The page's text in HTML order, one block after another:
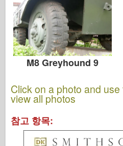
M8 Greyhound 9
Click on a photo and
view all photos
참고 항목: